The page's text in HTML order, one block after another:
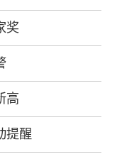
奖
高
提醒